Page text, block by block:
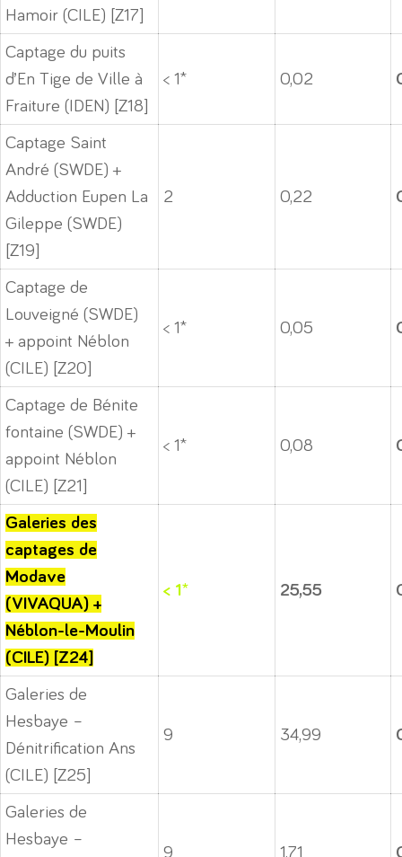
Hamoir (CILE) [Z17]
Captage du puits
d’En Tige de Ville à
Fraiture (IDEN) [Z18]
< 1* 0,02
Captage Saint
André (SWDE) +
Adduction Eupen La
Gileppe (SWDE)
[Z19]
2 0,22
Captage de
Louveigné (SWDE)
+ appoint Néblon
(CILE) [Z20]
< 1* 0,05
Captage de Bénite
fontaine (SWDE) +
appoint Néblon
(CILE) [Z21]
< 1* 0,08
Galeries des
captages de
Modave
(VIVAQUA) +
Néblon-le-Moulin
(CILE) [Z24]
< 1* 25,55
Galeries de
Hesbaye –
Dénitrification Ans
(CILE) [Z25]
9 34,99
Galeries de
Hesbaye –
9 1,71